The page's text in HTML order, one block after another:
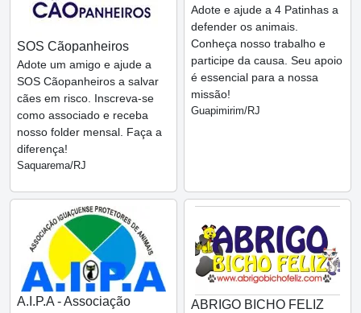
SOS Cãopanheiros
Adote um amigo e ajude a
SOS Cãopanheiros a salvar
cães em risco. Inscreva-se
como associado e receba
nosso folder mensal. Faça a
diferença!
Saquarema/RJ
Adote e ajude a 4 Patinhas a
defender os animais.
Conheça nosso trabalho e
participe da causa. Seu apoio
é essencial para a nossa
missão!
Guapimirim/RJ
A.I.P.A - Associação
ABRIGO BICHO FELIZ